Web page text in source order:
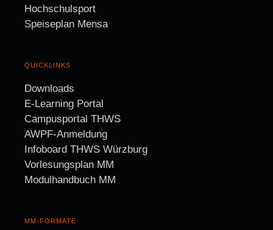
Hochschulsport
Speiseplan Mensa
QUICKLINKS
Downloads
E-Learning Portal
Campusportal THWS
AWPF-Anmeldung
Infoboard THWS Würzburg
Vorlesungsplan MM
Modulhandbuch MM
MM-FORMATE